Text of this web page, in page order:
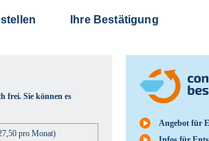
Ihre Bestätigung
frei. Sie können es
pro Monat)
Angebot für